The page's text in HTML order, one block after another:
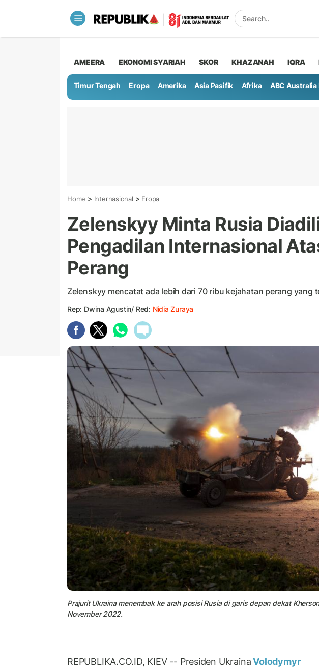
AMEERA EKONOMI SYARIAH SKOR KHAZANAH IQRA
Timur Tengah Eropa Amerika Asia Pasifik Afrika ABC
Home > Internasional > Eropa
Zelenskyy Minta Rusia
Pengadilan Internasional
Perang
Zelenskyy mencatat ada lebih dari 70 ribu kejahatan perang yang
Rep: Dwina Agustin/ Red: Nidia Zuraya
Prajurit Ukraina menembak ke arah posisi Rusia di garis depan dekat
November 2022.
REPUBLIKA.CO.ID, KIEV -- Presiden UkrainaVolodymyr